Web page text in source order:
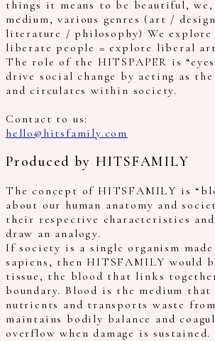
things it means to be beautiful,
medium, various genres (art /
literature / philosophy) We
liberate people = explore liberal
The role of the HITSPAPER is
drive social change by acting as
and circulates within society.
Contact to us:
hello@hitsfamily.com
Produced by HITSFAMILY
The concept of HITSFAMILY is
about our human anatomy and
their respective characteristics and
draw an analogy.
If society is a single organism
sapiens, then HITSFAMILY would
tissue, the blood that links
boundary. Blood is the medium that
nutrients and transports waste
maintains bodily balance and
overflow when damage is sustained.